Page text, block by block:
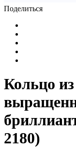
Поделиться
Кольцо
2180)